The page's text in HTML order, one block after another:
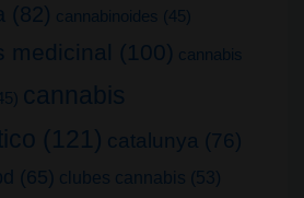
(82) cannabinoides (45)
medicinal (100) cannabis
cannabis
(121) catalunya (76)
(65) clubes cannabis (53)